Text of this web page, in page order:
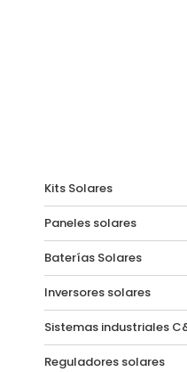
Kits Solares
Paneles solares
Baterías Solares
Inversores solares
Sistemas industriales
Reguladores solares